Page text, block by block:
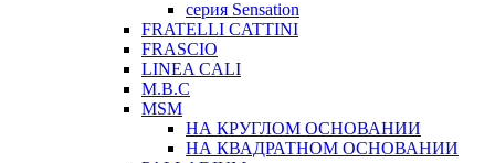
серия Sensation
FRATELLI CATTINI
FRASCIO
LINEA CALI
M.B.C
MSM
НА КРУГЛОМ ОСНОВАНИИ
НА КВАДРАТНОМ ОСНОВАНИИ